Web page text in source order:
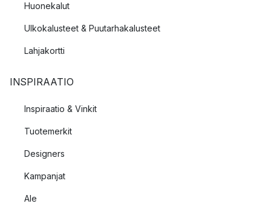
Huonekalut
Ulkokalusteet & Puutarhakalusteet
Lahjakortti
INSPIRAATIO
Inspiraatio & Vinkit
Tuotemerkit
Designers
Kampanjat
Ale